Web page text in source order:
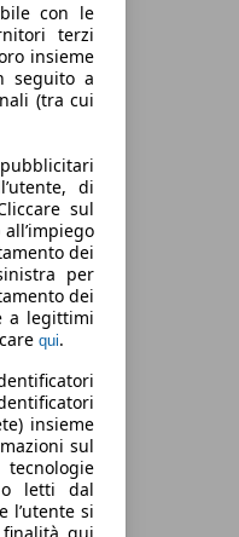
con le
terzi
insieme
seguito a
(tra cui
di
sul
dei
per
dei
a legittimi
qui.
insieme
sul
o letti dal
l’utente si